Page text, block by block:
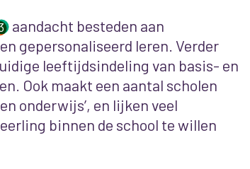
aandacht besteden aan
gepersonaliseerd leren. Verder
leeftijdsindeling van basis- en
Ook maakt een aantal scholen
onderwijs’, en lijken veel
binnen de school te willen